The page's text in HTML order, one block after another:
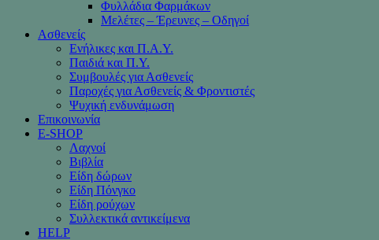
Φυλλάδια Φαρμάκων
Μελέτες – Έρευνες – Οδηγοί
Ασθενείς
Ενήλικες και Π.Α.Υ.
Παιδιά και Π.Υ.
Συμβουλές για Ασθενείς
Παροχές για Ασθενείς & Φροντιστές
Ψυχική ενδυνάμωση
Επικοινωνία
Ε-SHOP
Λαχνοί
Βιβλία
Είδη δώρων
Είδη Πόνγκο
Είδη ρούχων
Συλλεκτικά αντικείμενα
HELP